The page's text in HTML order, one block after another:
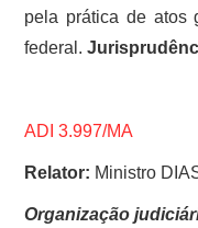
pela prática de atos
federal.
ADI 3.997/MA
Relator: Ministro
Organização